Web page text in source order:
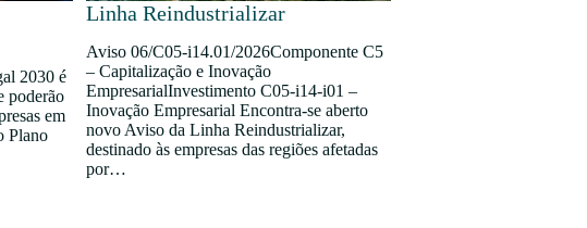
2030 é
poderão
em
Plano
Linha Reindustrializar
Aviso 06/C05-i14.01/2026Componente C5
– Capitalização e Inovação
EmpresarialInvestimento C05-i14-i01 –
Inovação Empresarial Encontra-se aberto
novo Aviso da Linha Reindustrializar,
destinado às empresas das regiões afetadas
por…